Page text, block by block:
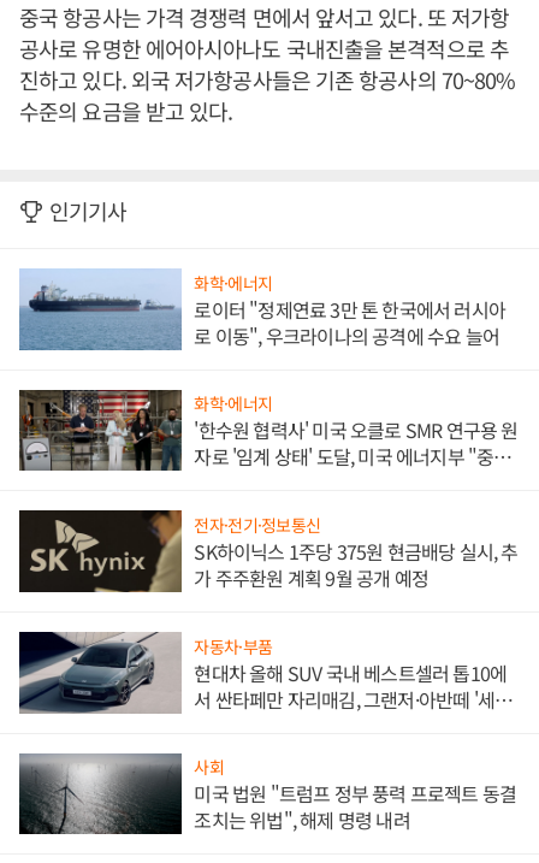
중국 항공사는 가격 경쟁력 면에서 앞서고 있다. 또 저가항
공사로 유명한 에어아시아나도 국내진출을 본격적으로 추
진하고 있다. 외국 저가항공사들은 기존 항공사의 70~80%
수준의 요금을 받고 있다.
인기기사
화학·에너지
로이터 "정제연료 3만 톤 한국에서 러시아
로 이동", 우크라이나의 공격에 수요 늘어
화학·에너지
'한수원 협력사' 미국 오클로 SMR 연구용 원
자로 '임계 상태' 도달, 미국 에너지부 "중요
전자·전기·정보통신
SK하이닉스 1주당 375원 현금배당 실시, 추
가 주주환원 계획 9월 공개 예정
자동차·부품
현대차 올해 SUV 국내 베스트셀러 톱10에
서 싼타페만 자리매김, 그랜저·아반떼 '세단
사회
미국 법원 "트럼프 정부 풍력 프로젝트 동결
조치는 위법", 해제 명령 내려